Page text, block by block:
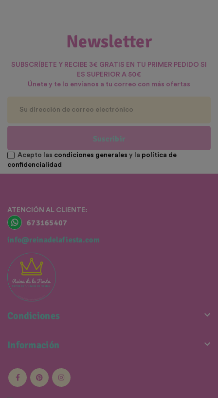
Newsletter
SUBSCRÍBETE Y RECIBE 3€ GRATIS EN TU PRIMER PEDIDO SI
ES SUPERIOR A 50€
Únete y te lo envíanos a tu correo con más ofertas
Suscribir
Acepto las condiciones generales y la política de
confidencialidad
ATENCIÓN AL CLIENTE:
673165407
info@reinadelafiesta.com
Condiciones 
Información 